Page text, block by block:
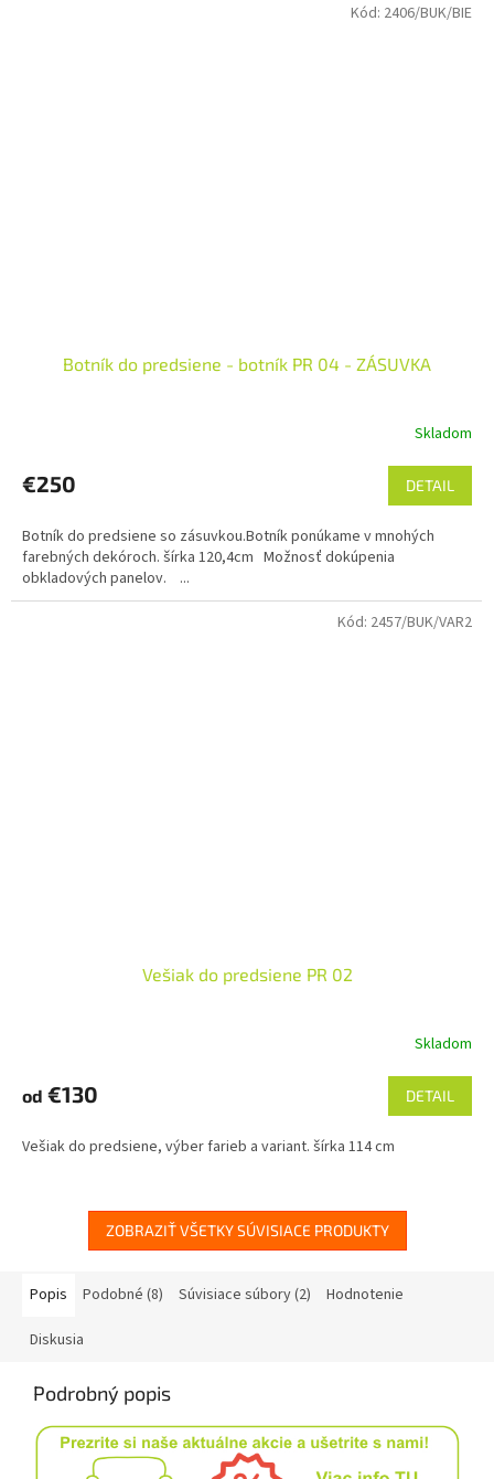
Botník do predsiene - botník PR 04 - ZÁSUVKA
Skladom
€250 DETAIL
Botník do predsiene so zásuvkou.Botník ponúkame v mnohých
farebných dekóroch. šírka 120,4cm Možnosť dokúpenia
obkladových panelov. ...
Kód: 2406/BUK/BIE
Vešiak do predsiene PR 02
Skladom
od €130 DETAIL
Vešiak do predsiene, výber farieb a variant. šírka 114 cm
Kód: 2457/BUK/VAR2
ZOBRAZIŤ VŠETKY SÚVISIACE PRODUKTY
Popis Podobné (8) Súvisiace súbory (2) Hodnotenie
Diskusia
Podrobný popis